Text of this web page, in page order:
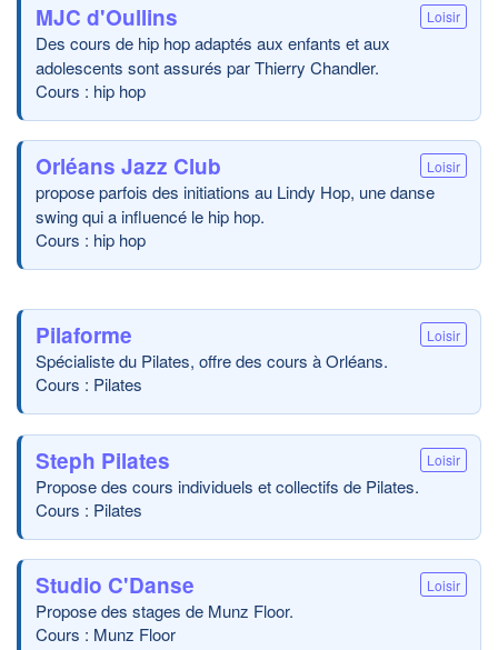
MJC d'Oullins Loisir
Des cours de hip hop adaptés aux enfants et aux
adolescents sont assurés par Thierry Chandler.
Cours : hip hop
Orléans Jazz Club Loisir
propose parfois des initiations au Lindy Hop, une danse
swing qui a influencé le hip hop.
Cours : hip hop
Pilaforme Loisir
Spécialiste du Pilates, offre des cours à Orléans.
Cours : Pilates
Steph Pilates Loisir
Propose des cours individuels et collectifs de Pilates.
Cours : Pilates
Studio C'Danse Loisir
Propose des stages de Munz Floor.
Cours : Munz Floor